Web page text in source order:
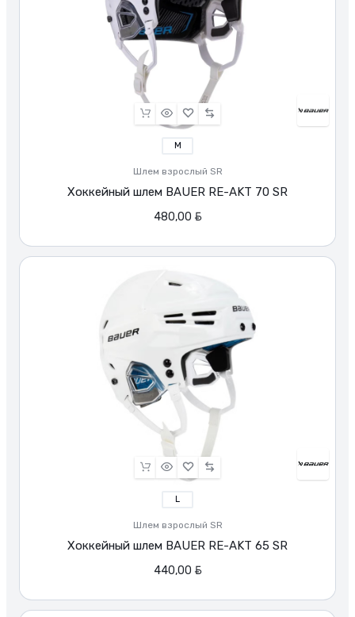
M
Шлем взрослый SR
Хоккейный шлем BAUER RE-AKT 70 SR
480,00 BYN
L
Шлем взрослый SR
Хоккейный шлем BAUER RE-AKT 65 SR
440,00 BYN